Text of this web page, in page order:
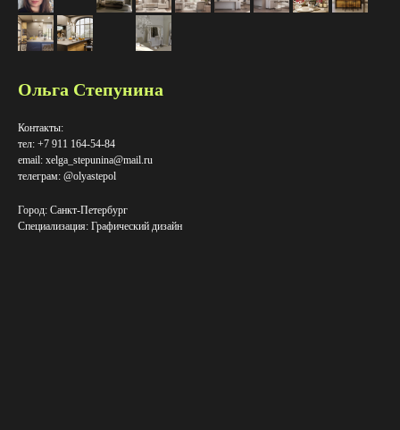
Ольга Степунина
Контакты:
тел: +7 911 164-54-84
email: xelga_stepunina@mail.ru
телеграм: @olyastepol
Город: Санкт-Петербург
Специализация: Графический дизайн